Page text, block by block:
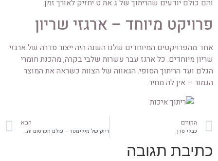
והם כולם יודעים שהריתוך של ג את ט יחזיק לאורך זמן.
פרויקט מיוחד – ארגזי שריון
אחד מהפרויקטים המיוחדים שלנו השנה היה ייצור סדרה של ארגזי
שריון מיוחדים. כל ארגז עבר עשרות שלבי בקרה, מהכנת חומרי
הגלם ועד הריתוך הסופי. הגאווה של הצוות כשראה את המוצר
הגמור – אין לה מחיר.
הקודם
כבלי סרן
הבא
דיוק של מילימטר – עולם הכרסום והחריטה CNC בג את ט
כתיבת תגובה